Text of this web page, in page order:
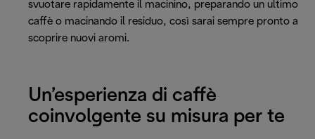
svuotare rapidamente il macinino, preparando un ultimo
caffè o macinando il residuo, così sarai sempre pronto a
scoprire nuovi aromi.
Un’esperienza di caffè
coinvolgente su misura per te